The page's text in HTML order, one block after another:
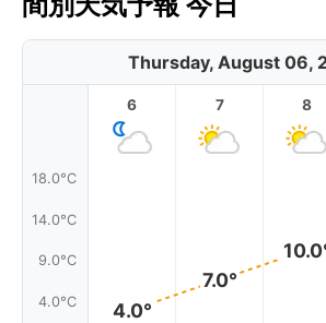
Thursday, August 06,
18.0°C
14.0°C
9.0°C
4.0°C
6
4.0°
7
7.0°
8